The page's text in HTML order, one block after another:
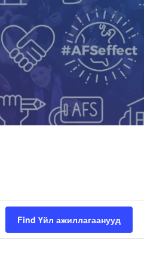
Find Үйл ажиллагаанууд